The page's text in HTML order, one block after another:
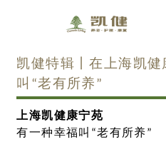
凯健特辑丨在上海凯
叫“老有所养”
上海凯健康宁苑
有一种幸福叫“老有所养”